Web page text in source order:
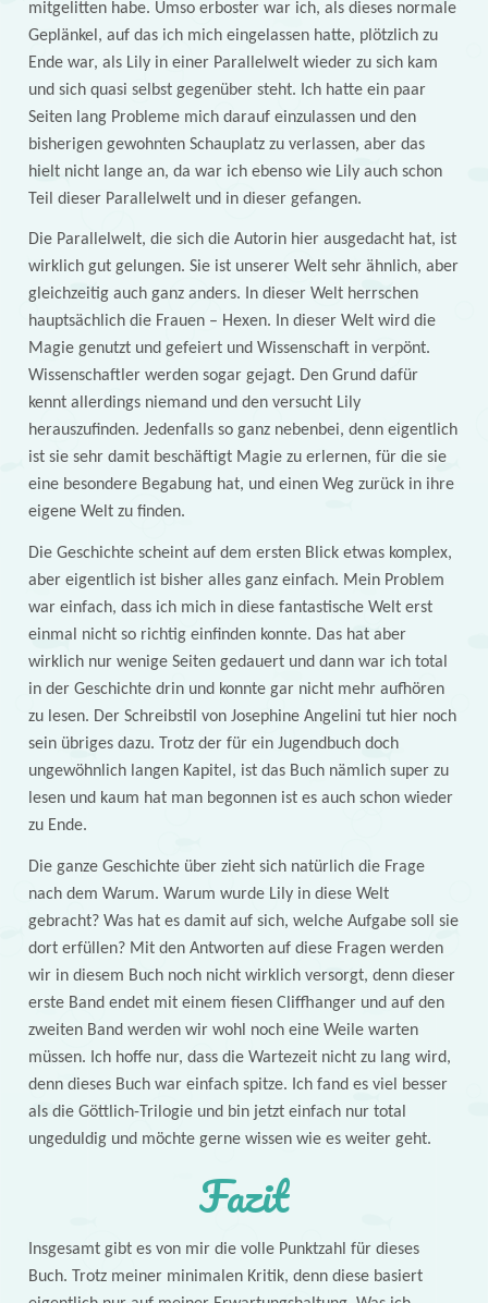
mitgelitten habe. Umso erboster war ich, als dieses normale
Geplänkel, auf das ich mich eingelassen hatte, plötzlich zu
Ende war, als Lily in einer Parallelwelt wieder zu sich kam
und sich quasi selbst gegenüber steht. Ich hatte ein paar
Seiten lang Probleme mich darauf einzulassen und den
bisherigen gewohnten Schauplatz zu verlassen, aber das
hielt nicht lange an, da war ich ebenso wie Lily auch schon
Teil dieser Parallelwelt und in dieser gefangen.
Die Parallelwelt, die sich die Autorin hier ausgedacht hat, ist
wirklich gut gelungen. Sie ist unserer Welt sehr ähnlich, aber
gleichzeitig auch ganz anders. In dieser Welt herrschen
hauptsächlich die Frauen – Hexen. In dieser Welt wird die
Magie genutzt und gefeiert und Wissenschaft in verpönt.
Wissenschaftler werden sogar gejagt. Den Grund dafür
kennt allerdings niemand und den versucht Lily
herauszufinden. Jedenfalls so ganz nebenbei, denn eigentlich
ist sie sehr damit beschäftigt Magie zu erlernen, für die sie
eine besondere Begabung hat, und einen Weg zurück in ihre
eigene Welt zu finden.
Die Geschichte scheint auf dem ersten Blick etwas komplex,
aber eigentlich ist bisher alles ganz einfach. Mein Problem
war einfach, dass ich mich in diese fantastische Welt erst
einmal nicht so richtig einfinden konnte. Das hat aber
wirklich nur wenige Seiten gedauert und dann war ich total
in der Geschichte drin und konnte gar nicht mehr aufhören
zu lesen. Der Schreibstil von Josephine Angelini tut hier noch
sein übriges dazu. Trotz der für ein Jugendbuch doch
ungewöhnlich langen Kapitel, ist das Buch nämlich super zu
lesen und kaum hat man begonnen ist es auch schon wieder
zu Ende.
Die ganze Geschichte über zieht sich natürlich die Frage
nach dem Warum. Warum wurde Lily in diese Welt
gebracht? Was hat es damit auf sich, welche Aufgabe soll sie
dort erfüllen? Mit den Antworten auf diese Fragen werden
wir in diesem Buch noch nicht wirklich versorgt, denn dieser
erste Band endet mit einem fiesen Cliffhanger und auf den
zweiten Band werden wir wohl noch eine Weile warten
müssen. Ich hoffe nur, dass die Wartezeit nicht zu lang wird,
denn dieses Buch war einfach spitze. Ich fand es viel besser
als die Göttlich-Trilogie und bin jetzt einfach nur total
ungeduldig und möchte gerne wissen wie es weiter geht.
Fazit
Insgesamt gibt es von mir die volle Punktzahl für dieses
Buch. Trotz meiner minimalen Kritik, denn diese basiert